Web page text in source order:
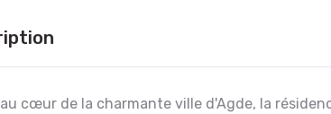
cœur de la charmante ville d'Agde, la